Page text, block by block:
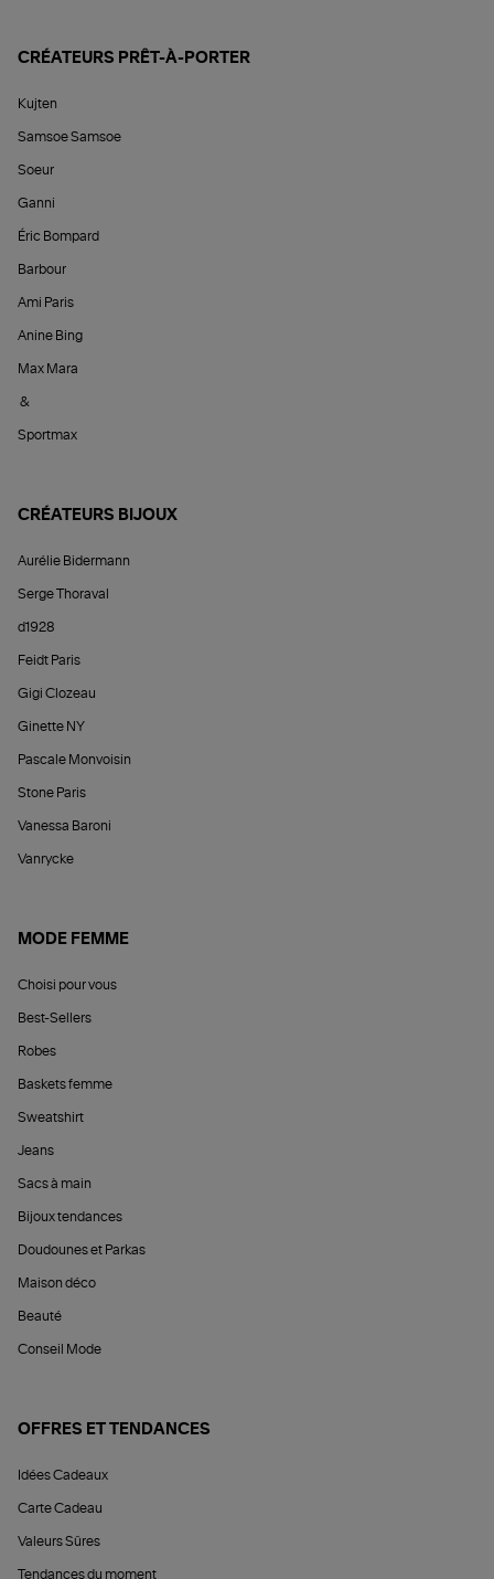
CRÉATEURS PRÊT-À-PORTER
Kujten
Samsoe Samsoe
Soeur
Ganni
Éric Bompard
Barbour
Ami Paris
Anine Bing
Max Mara
&
Sportmax
CRÉATEURS BIJOUX
Aurélie Bidermann
Serge Thoraval
d1928
Feidt Paris
Gigi Clozeau
Ginette NY
Pascale Monvoisin
Stone Paris
Vanessa Baroni
Vanrycke
MODE FEMME
Choisi pour vous
Best-Sellers
Robes
Baskets femme
Sweatshirt
Jeans
Sacs à main
Bijoux tendances
Doudounes et Parkas
Maison déco
Beauté
Conseil Mode
OFFRES ET TENDANCES
Idées Cadeaux
Carte Cadeau
Valeurs Sûres
Tendances du moment